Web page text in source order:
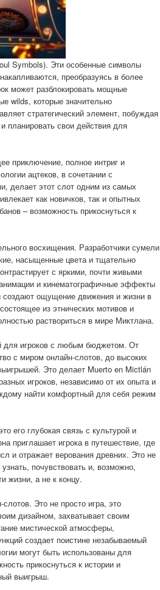
Symbols). Эти особенные символы
преобразуясь в более
может разблокировать мощные
wilds, которые значительно
стратегический элемент, побуждая
планировать свои действия для
приключение, полное интриг и
ацтеков, в сочетании с
делает этот слот одним из самых
как новичков, так и опытных
– возможность прикоснуться к
восхищения. Разработчики сумели
насыщенные цвета и тщательно
с яркими, почти живыми
и кинематографичные эффекты
создают ощущение движения и жизни в
из этнических мотивов и
раствориться в мире Миктлана.
для игроков с любым бюджетом. От
с миром онлайн-слотов, до высоких
Это делает Muerto en Mictlán
игроков, независимо от их опыта и
найти комфортный для себя режим
его глубокая связь с культурой и
приглашает игрока в путешествие, где
и отражает верования древних. Это не
почувствовать и, возможно,
жизни, а не к концу.
Это не просто игра, это
дизайном, захватывает своим
мистической атмосферы,
создает поистине незабываемый
могут быть использованы для
прикоснуться к истории и
выигрыш.